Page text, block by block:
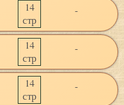
14
стр
-
14
стр
-
14
стр
-